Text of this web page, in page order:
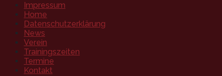
Impressum
Home
Datenschutzerklärung
News
Verein
Trainingszeiten
Termine
Kontakt